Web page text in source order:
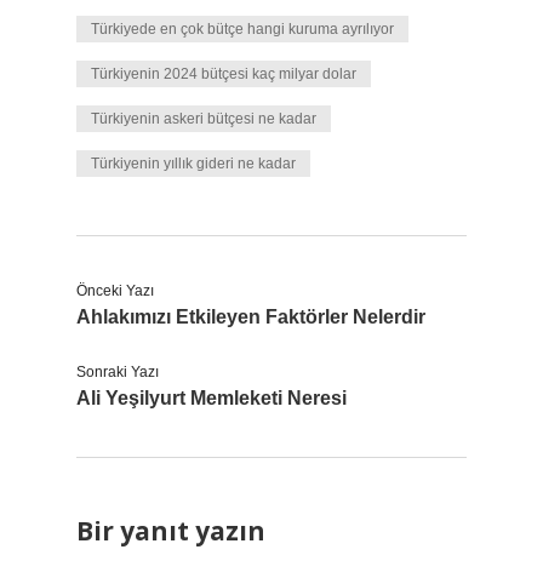
Türkiyede en çok bütçe hangi kuruma ayrılıyor
Türkiyenin 2024 bütçesi kaç milyar dolar
Türkiyenin askeri bütçesi ne kadar
Türkiyenin yıllık gideri ne kadar
Önceki Yazı
Ahlakımızı Etkileyen Faktörler Nelerdir
Sonraki Yazı
Ali Yeşilyurt Memleketi Neresi
Bir yanıt yazın